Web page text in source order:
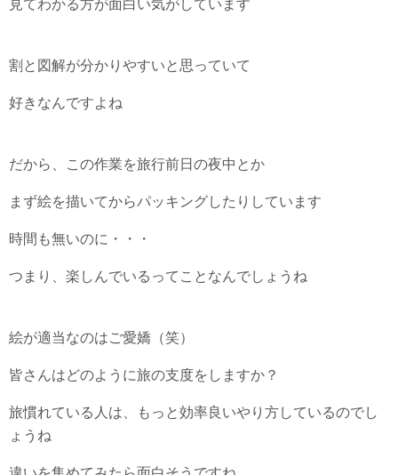
見てわかる方が面白い気がしています
割と図解が分かりやすいと思っていて
好きなんですよね
だから、この作業を旅行前日の夜中とか
まず絵を描いてからパッキングしたりしています
時間も無いのに・・・
つまり、楽しんでいるってことなんでしょうね
絵が適当なのはご愛嬌（笑）
皆さんはどのように旅の支度をしますか？
旅慣れている人は、もっと効率良いやり方しているのでし
ょうね